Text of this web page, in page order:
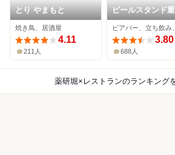
とり やまもと
焼き鳥、居酒屋
4.11
211人
ビールスタンド
3.80
688人
薬研堀×レストランのランキング